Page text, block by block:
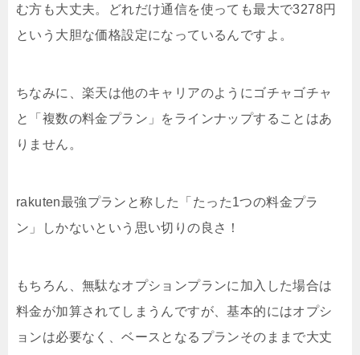
む方も大丈夫。どれだけ通信を使っても最大で3278円
という大胆な価格設定になっているんですよ。
ちなみに、楽天は他のキャリアのようにゴチャゴチャ
と「複数の料金プラン」をラインナップすることはあ
りません。
rakuten最強プランと称した「たった1つの料金プラ
ン」しかないという思い切りの良さ！
もちろん、無駄なオプションプランに加入した場合は
料金が加算されてしまうんですが、基本的にはオプシ
ョンは必要なく、ベースとなるプランそのままで大丈